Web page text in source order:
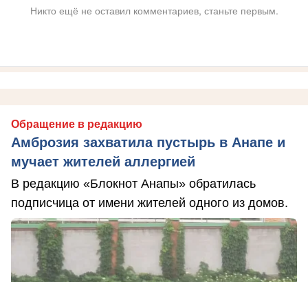
Никто ещё не оставил комментариев, станьте первым.
Обращение в редакцию
Амброзия захватила пустырь в Анапе и
мучает жителей аллергией
В редакцию «Блокнот Анапы» обратилась
подписчица от имени жителей одного из домов.